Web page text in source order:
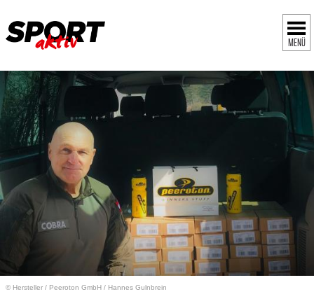
MENÜ
© Hersteller / Peeroton GmbH / Hannes Gulnbrein